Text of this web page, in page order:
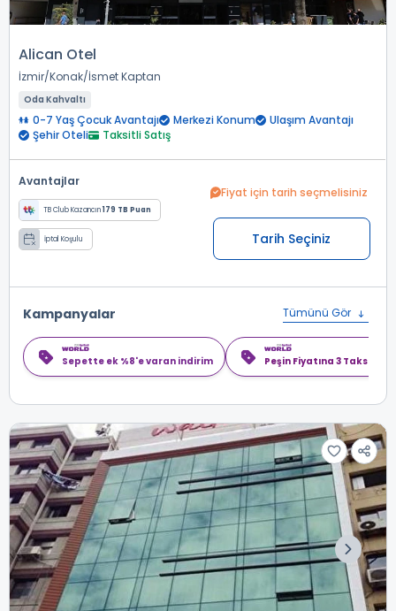
Alican Otel
İzmir Konak İsmet Kaptan
Oda Kahvaltı
0-7 Yaş Çocuk Avantajı Merkezi Konum
Ulaşım Avantajı
Şehir Oteli
Taksitli Satış
Avantajlar
TB Club Kazancın179 TB Puan
İptal Koşulu
Fiyat için tarih seçmelisiniz
Tarih Seçiniz
Kampanyalar Tümünü Gör
Sepette ek %8'e varan indirim Peşin Fiyatına 3 Taksit